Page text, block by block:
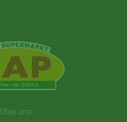
Über uns